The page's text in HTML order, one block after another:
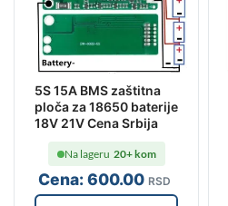
5S 15A BMS zaštitna
ploča za 18650 baterije
18V 21V Cena Srbija
Cena:600.00 RSD
Na lageru 20+ kom